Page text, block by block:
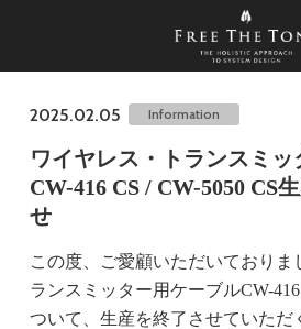
2025.02.05 Information
ワイヤレス・トランスミ
CW-416 CS / CW-5050 CS
せ
この度、ご愛顧いただいておりま
ランスミッター用ケーブルCW-416
ついて、生産を終了させていただ